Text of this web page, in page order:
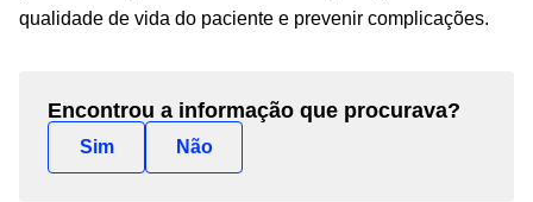
qualidade de vida do paciente e prevenir complicações.
Encontrou a informação que procurava?
Sim Não